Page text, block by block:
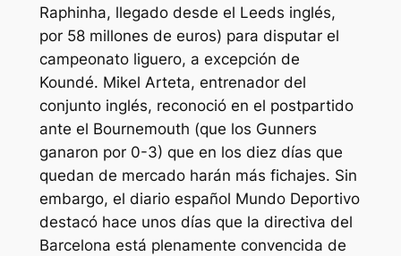
Raphinha, llegado desde el Leeds inglés,
por 58 millones de euros) para disputar el
campeonato liguero, a excepción de
Koundé. Mikel Arteta, entrenador del
conjunto inglés, reconoció en el postpartido
ante el Bournemouth (que los Gunners
ganaron por 0-3) que en los diez días que
quedan de mercado harán más fichajes. Sin
embargo, el diario español Mundo Deportivo
destacó hace unos días que la directiva del
Barcelona está plenamente convencida de